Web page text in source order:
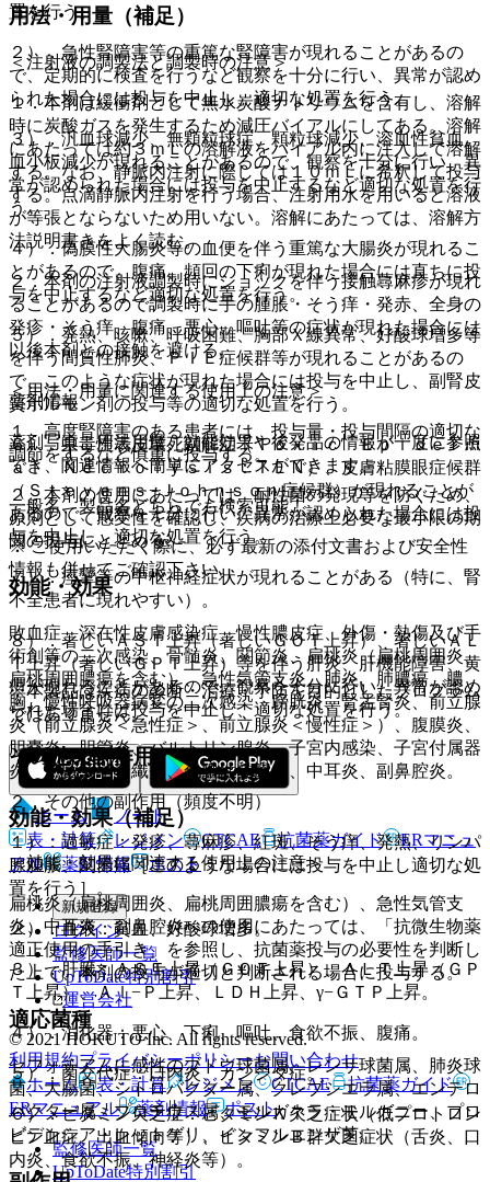
置を行う。
２）．急性腎障害等の重篤な腎障害が現れることがあるの
で、定期的に検査を行うなど観察を十分に行い、異常が認め
られた場合には投与を中止し、適切な処置を行う。
３）．汎血球減少、無顆粒球症、顆粒球減少、溶血性貧血、
血小板減少が現れることがあるので、観察を十分に行い、異
常が認められた場合には投与を中止するなど適切な処置を行
う。
４）．偽膜性大腸炎等の血便を伴う重篤な大腸炎が現れるこ
とがあるので、腹痛、頻回の下痢が現れた場合には直ちに投
与を中止するなど適切な処置を行う。
５）．発熱、咳嗽、呼吸困難、胸部Ｘ線異常、好酸球増多等
を伴う間質性肺炎、ＰＩＥ症候群等が現れることがあるの
で、このような症状が現れた場合には投与を中止し、副腎皮
質ホルモン剤の投与等の適切な処置を行う。
６）．中毒性表皮壊死融解症（Ｔｏｘｉｃ Ｅｐｉｄｅｒｍ
ａｌ Ｎｅｃｒｏｌｙｓｉｓ：ＴＥＮ）、皮膚粘膜眼症候群
（Ｓｔｅｖｅｎｓ−Ｊｏｈｎｓｏｎ症候群）が現れることが
あるので、観察を十分に行い、異常が認められた場合には投
与を中止し、適切な処置を行う。
７）．痙攣等の中枢神経症状が現れることがある（特に、腎
不全患者に現れやすい）。
８）．著しいＡＳＴ上昇（著しいＧＯＴ上昇）、著しいＡＬ
Ｔ上昇（著しいＧＰＴ上昇）等を伴う肝炎、肝機能障害、黄
疸が現れることがあるので、観察を十分に行い、異常が認め
られた場合には投与を中止し、適切な処置を行う。
その他の副作用
２．その他の副作用（頻度不明）
１）．過敏症：発疹、蕁麻疹、紅斑、そう痒、発熱、リンパ
腺腫脹、関節痛［このような場合には投与を中止し適切な処
置を行う］。
２）．血液：貧血、好酸球増多。
３）．肝臓：ＡＳＴ上昇（ＧＯＴ上昇）、ＡＬＴ上昇（ＧＰ
Ｔ上昇）、Ａｌ−Ｐ上昇、ＬＤＨ上昇、γ−ＧＴＰ上昇。
４）．消化器：悪心、下痢、嘔吐、食欲不振、腹痛。
５）．菌交代症：口内炎、カンジダ症。
６）．ビタミン欠乏症：ビタミンＫ欠乏症状（低プロトロン
ビン血症、出血傾向等）、ビタミンＢ群欠乏症状（舌炎、口
内炎、食欲不振、神経炎等）。
用法・用量（補足）
＜注射液の調製法と調製時の注意＞
１．本剤は緩衝剤として無水炭酸ナトリウムを含有し、溶解
時に炭酸ガスを発生するため減圧バイアルにしてある。溶解
にあたっては約３ｍＬの溶解液をバイアル内に注入して溶解
する。なお、静脈内注射に際しては１０ｍＬに希釈して投与
する。点滴静脈内注射を行う場合、注射用水を用いると溶液
が等張とならないため用いない。溶解にあたっては、溶解方
法説明書きをよく読む。
２．本剤の注射液調製時にショックを伴う接触蕁麻疹が現れ
ることがあるので調製時に手の腫脹・そう痒・発赤、全身の
発疹・そう痒、腹痛、悪心、嘔吐等の症状が現れた場合には
以後本剤との接触を避ける。
＜用法・用量に関連する使用上の注意＞
１．高度腎障害のある患者には、投与量・投与間隔の適切な
調節をするなど慎重に投与する。
２．本剤の使用にあたっては、耐性菌の発現等を防ぐため、
原則として感受性を確認し、疾病の治療上必要な最小限の期
間の投与にとどめる。
効能・効果
敗血症、深在性皮膚感染症、慢性膿皮症、外傷・熱傷及び手
術創等の二次感染、骨髄炎、関節炎、扁桃炎（扁桃周囲炎、
扁桃周囲膿瘍を含む）、急性気管支炎、肺炎、肺膿瘍、膿
胸、慢性呼吸器病変の二次感染、膀胱炎、腎盂腎炎、前立腺
炎（前立腺炎＜急性症＞、前立腺炎＜慢性症＞）、腹膜炎、
胆嚢炎、胆管炎、バルトリン腺炎、子宮内感染、子宮付属器
炎、子宮旁結合織炎、化膿性髄膜炎、中耳炎、副鼻腔炎。
効能・効果（補足）
＜効能・効果に関連する使用上の注意＞
扁桃炎（扁桃周囲炎、扁桃周囲膿瘍を含む）、急性気管支
炎、中耳炎、副鼻腔炎への使用にあたっては、「抗微生物薬
適正使用の手引き」を参照し、抗菌薬投与の必要性を判断し
た上で、本剤の投与が適切と判断される場合に投与する。
適応菌種
セフォチアムに感性のブドウ球菌属、レンサ球菌属、肺炎球
菌、大腸菌、シトロバクター属、クレブシエラ属、エンテロ
バクター属、プロテウス属、モルガネラ・モルガニー、プロ
ビデンシア・レットゲリ、インフルエンザ菌。
薬剤情報
薬剤写真、用法用量、効能効果や後発品の情報が一度に参照
でき、関連情報へ簡単にアクセスができます。
一般名、製品名どちらでも検索可能！
※ ご使用いただく際に、必ず最新の添付文書および安全性
情報も併せてご確認下さい。
※本製品は疾病の診断・治療・予防を目的としたプログラム
ではありません。
ホーム
ノート
表・計算
レジメン CTCAE 抗菌薬ガイド
ERマニュ
アル
薬剤情報 ポスト
新規登録
ログイン
監修医師一覧
UpToDate特別割引
運営会社
© 2021 HOKUTO Inc. All rights reserved.
利用規約プライバシーポリシーお問い合わせ
ホーム
表・計算 レジメン CTCAE
抗菌薬ガイド
ERマニュアル
薬剤情報 ポスト
監修医師一覧
UpToDate特別割引